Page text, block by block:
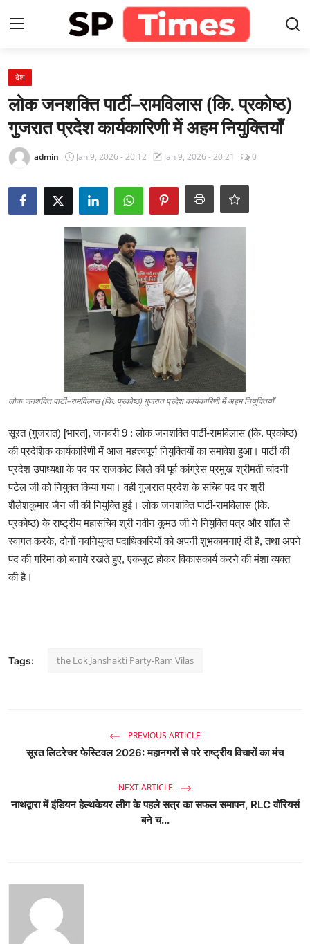
Contact
About
खेल
बिज़नेस
English
देश
लोक जनशक्ति पार्टी–रामविलास (कि. प्रकोष्ठ)
गुजरात प्रदेश कार्यकारिणी में अहम नियुक्तियाँ
admin Jan 9, 2026 - 20:12 Jan 9, 2026 - 20:21 0
लोक जनशक्ति पार्टी–रामविलास (कि. प्रकोष्ठ) गुजरात प्रदेश कार्यकारिणी में अहम नियुक्तियाँ
सूरत(गुजरात) [भारत],जनवरी9 :लोक जनशक्ति पार्टी-रामविलास(कि.प्रकोष्ठ)
की प्रदेशिक कार्यकारिणी में आज महत्त्वपूर्ण नियुक्तियों का समावेश हुआ। पार्टी की
प्रदेश उपाध्यक्षा के पद पर राजकोट जिले की पूर्व कांग्रेस प्रमुख श्रीमती चांदनी
पटेल जी को नियुक्त किया गया। वही गुजरात प्रदेश के सचिव पद पर श्री
शैलेशकुमार जैन जी की नियुक्ति हुई। लोक जनशक्ति पार्टी-रामविलास(कि.
प्रकोष्ठ)के राष्ट्रीय महासचिव श्री नवीन कुमठ जी ने नियुक्ति पत्र और शॉल से
स्वागत करके,दोनों नवनियुक्त पदाधिकारियों को अपनी शुभकामनाएं दी है,तथा अपने
पद की गरिमा को बनाये रखते हुए,एकजुट होकर विकासकार्य करने की मंशा व्यक्त
की है।
Tags: the Lok Janshakti Party-Ram Vilas
PREVIOUS ARTICLE
सूरत लिटरेचर फेस्टिवल 2026: महानगरों से परे राष्ट्रीय विचारों का मंच
NEXT ARTICLE
नाथद्वारा में इंडियन हेल्थकेयर लीग के पहले सत्र का सफल समापन, RLC वॉरियर्स
बने च...